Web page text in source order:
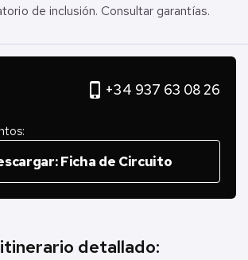
de inclusión. Consultar garantías.
phone_iphone +34 937 63 08 26
Ficha de Circuito
detallado: